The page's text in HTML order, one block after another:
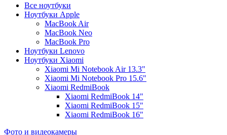
Все ноутбуки
Ноутбуки Apple
MacBook Air
MacBook Neo
MacBook Pro
Ноутбуки Lenovo
Ноутбуки Xiaomi
Xiaomi Mi Notebook Air 13.3"
Xiaomi Mi Notebook Pro 15.6"
Xiaomi RedmiBook
Xiaomi RedmiBook 14"
Xiaomi RedmiBook 15"
Xiaomi RedmiBook 16"
Фото и видеокамеры